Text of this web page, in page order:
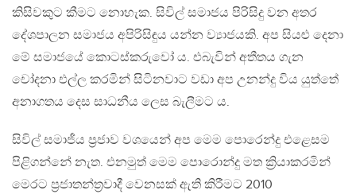
කිසිවකුට කීමට නොහැක. සිවිල් සමාජය පිරිසිදු වන අතර
දේශපාලන සමාජය අපිරිසිඳුය යන්න ව්‍යාජයකි. අප සියළු දෙනා
මේ සමාජයේ කොටස්කරුවෝ ය. එබැවින් අතීතය ගැන
චෝදනා එල්ල කරමින් සිටිනවාට වඩා අප උනන්දු විය යුත්තේ
අනාගතය දෙස සාධනීය ලෙස බැලීමට ය.
සිවිල් සමාජීය ප්‍රජාව වශයෙන් අප මෙම පොරෙන්දු එළෙසම
පිළිගන්නේ නැත. එනමුත් මෙම පොරොන්දු මත ක්‍රියාකරමින්
මෙරට ප්‍රජාතන්ත්‍රවාදී වෙනසක් ඇති කිරීමට 2010